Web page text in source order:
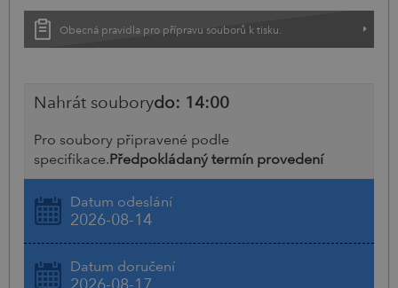
Obecná pravidla pro přípravu souborů k tisku.
Nahrát souborydo: 14:00
Pro soubory připravené podle
specifikace.Předpokládaný termín provedení
Datum odeslání
2026-08-14
Datum doručení
2026-08-17